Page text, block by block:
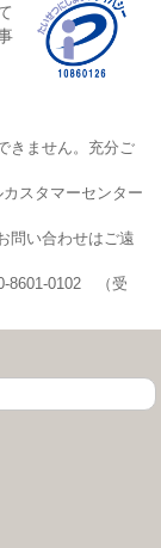
きません。充分ご
スタマーセンター
問い合わせはご遠
8601-0102 （受